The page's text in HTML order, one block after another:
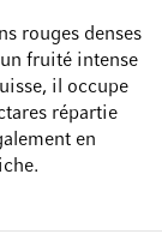
rouges denses
fruité intense
il occupe
répartie
en